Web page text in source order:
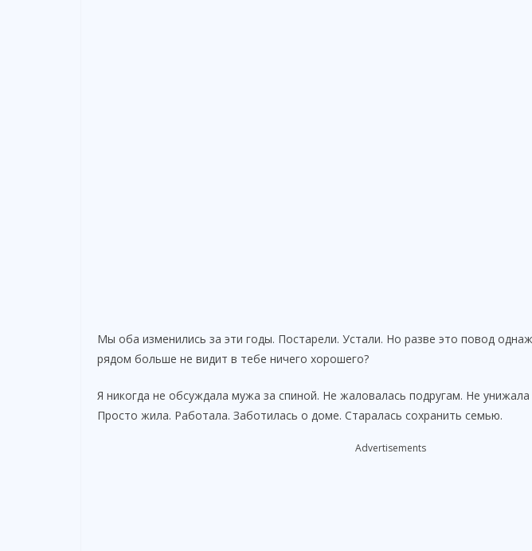
Мы оба изменились за эти годы. Постарели. Устали. Но разве это повод
рядом больше не видит в тебе ничего хорошего?
Я никогда не обсуждала мужа за спиной. Не жаловалась подругам. Не унижала
Просто жила. Работала. Заботилась о доме. Старалась сохранить семью.
Advertisements